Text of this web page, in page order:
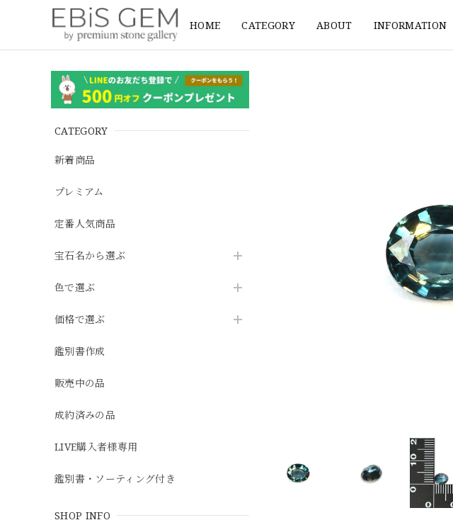
HOME CATEGORY ABOUT INFORMATION
CATEGORY
新着商品
プレミアム
定番人気商品
宝石名から選ぶ
色で選ぶ
価格で選ぶ
鑑別書作成
販売中の品
成約済みの品
LIVE購入者様専用
鑑別書・ソーティング付き
SHOP INFO